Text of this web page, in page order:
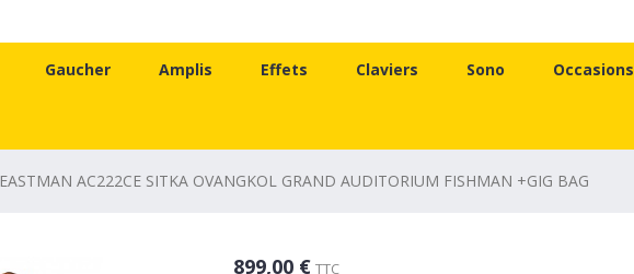
Gaucher Amplis Effets Claviers Sono Occasions
EASTMAN AC222CE SITKA OVANGKOL GRAND AUDITORIUM FISHMAN +GIG BAG
899,00 € TTC